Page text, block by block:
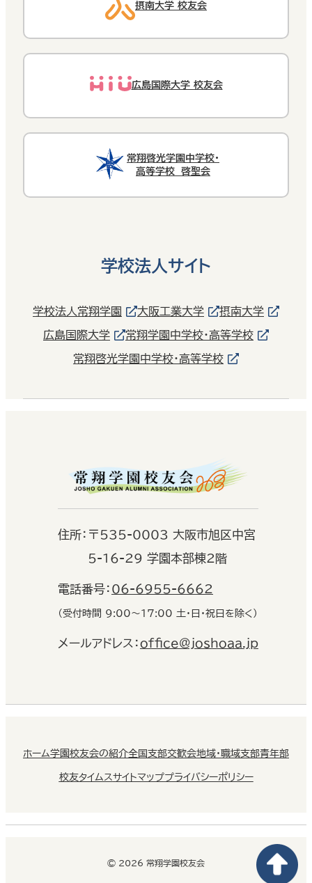
摂南大学 校友会
広島国際大学 校友会
常翔啓光学園中学校・
高等学校 啓聖会
学校法人サイト
学校法人常翔学園 大阪工業大学 摂南大学
広島国際大学 常翔学園中学校・高等学校
常翔啓光学園中学校・高等学校
住所： 〒535-0003 大阪市旭区中宮
5-16-29 学園本部棟2階
電話番号： 06-6955-6662
（受付時間 9:00〜17:00 土・日・祝日を除く）
メールアドレス：office@joshoaa.jp
ホーム学園校友会の紹介全国支部交歓会地域・職域支部青年部
校友タイムスサイトマッププライバシーポリシー
© 2026 常翔学園校友会